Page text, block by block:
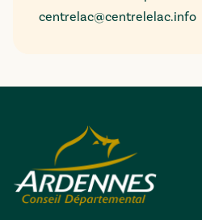
centrelac@centrelelac.info